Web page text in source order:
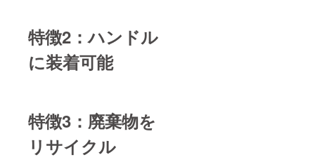
特徴2：ハンドル
に装着可能
特徴3：廃棄物を
リサイクル